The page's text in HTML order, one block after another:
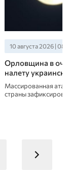
10 августа 2026 |
Орловщина в
налету
Массированная
страны